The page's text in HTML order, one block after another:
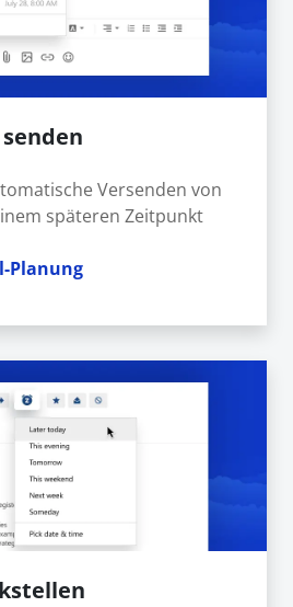
Versenden von
späteren Zeitpunkt
Planung